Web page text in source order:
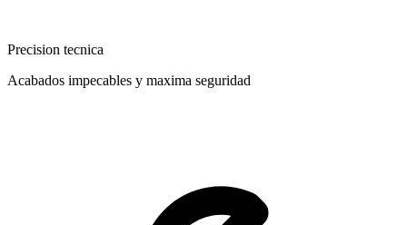
Precision tecnica
Acabados impecables y maxima seguridad